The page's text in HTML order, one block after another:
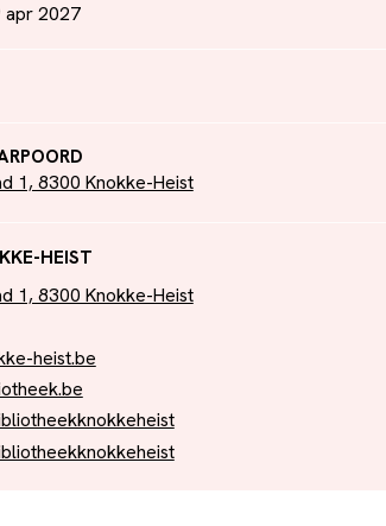
apr 2027
1, 8300 Knokke-Heist
HEIST
1, 8300 Knokke-Heist
heist.be